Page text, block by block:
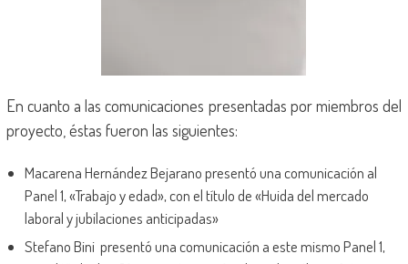
En cuanto a las comunicaciones presentadas por miembros del
proyecto, éstas fueron las siguientes:
Macarena Hernández Bejarano presentó una comunicación al
Panel 1, «Trabajo y edad», con el título de «Huida del mercado
laboral y jubilaciones anticipadas»
Stefano Bini presentó una comunicación a este mismo Panel 1,